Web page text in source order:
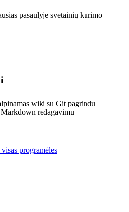
pasaulyje svetainių kūrimo
wiki su Git pagrindu
redagavimu
programėles